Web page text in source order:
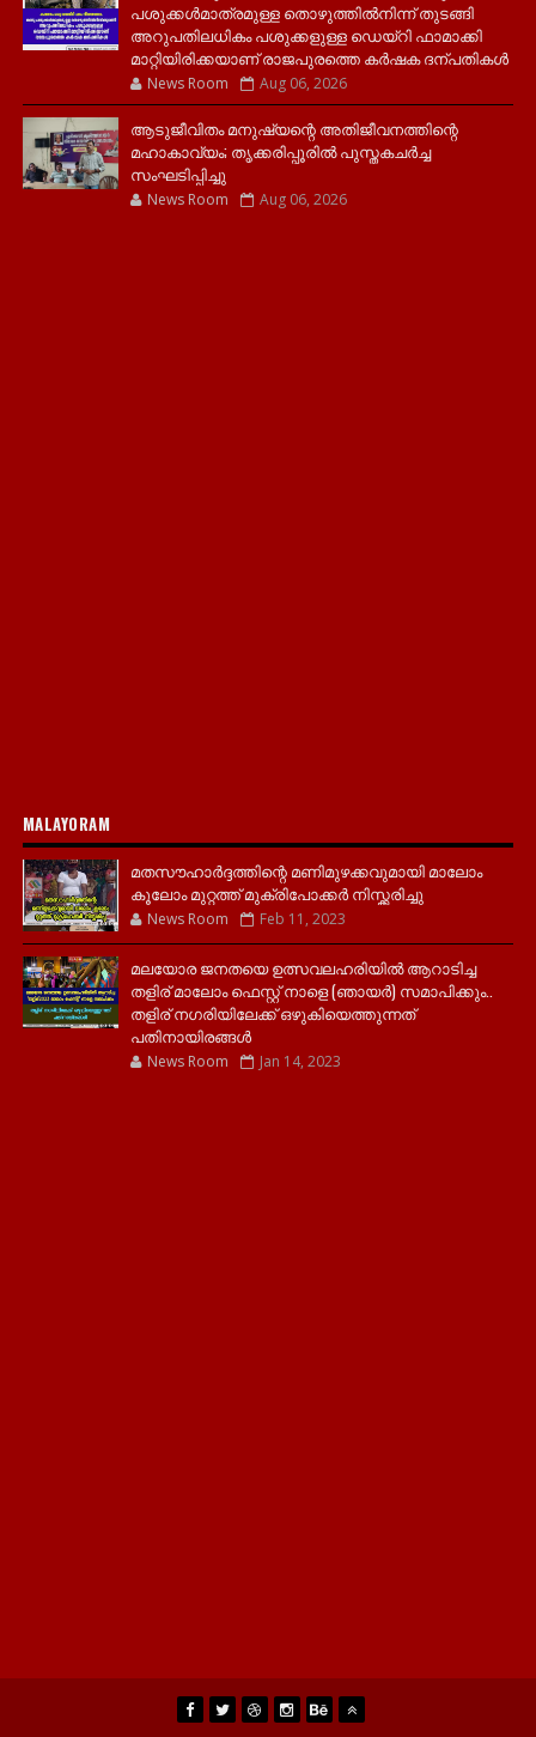
പശുക്കൾമാത്രമുള്ള തൊഴുത്തിൽനിന്ന് തുടങ്ങി
അറുപതിലധികം പശുക്കളുള്ള ഡെയ്റി ഫാമാക്കി
മാറ്റിയിരിക്കയാണ് രാജപുരത്തെ കർഷക ദന്പതികൾ
News Room Aug 06, 2026
ആടുജീവിതം മനുഷ്യന്റെ അതിജീവനത്തിന്റെ
മഹാകാവ്യം; തൃക്കരിപ്പൂരിൽ പുസ്തകചർച്ച
സംഘടിപ്പിച്ചു
News Room Aug 06, 2026
MALAYORAM
മതസൗഹാർദ്ദത്തിന്റെ മണിമുഴക്കവുമായി മാലോം
കൂലോം മുറ്റത്ത് മുക്രിപോക്കർ നിസ്ക്കരിച്ചു
News Room Feb 11, 2023
മലയോര ജനതയെ ഉത്സവലഹരിയിൽ ആറാടിച്ച
തളിര് മാലോം ഫെസ്റ്റ് നാളെ (ഞായർ) സമാപിക്കും..
തളിര് നഗരിയിലേക്ക് ഒഴുകിയെത്തുന്നത്
പതിനായിരങ്ങൾ
News Room Jan 14, 2023